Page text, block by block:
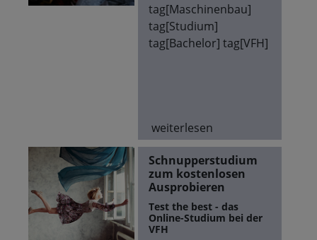
tag[Maschinenbau]
tag[Studium]
tag[Bachelor] tag[VFH]
weiterlesen
Schnupperstudium
zum kostenlosen
Ausprobieren
Test the best - das
Online-Studium bei der
VFH